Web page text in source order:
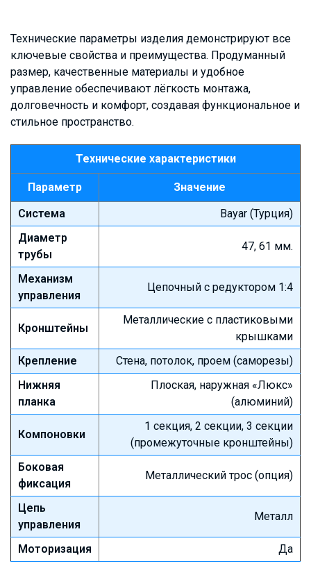
Технические параметры изделия демонстрируют все
ключевые свойства и преимущества. Продуманный
размер, качественные материалы и удобное
управление обеспечивают лёгкость монтажа,
долговечность и комфорт, создавая функциональное и
стильное пространство.
Технические характеристики
Параметр
Значение
Система
Bayar (Турция)
Диаметр
трубы
47, 61 мм.
Механизм
управления
Цепочный с редуктором 1:4
Кронштейны
Металлические с пластиковыми
крышками
Крепление
Стена, потолок, проем (саморезы)
Нижняя
планка
Плоская, наружная «Люкс»
(алюминий)
Компоновки
1 секция, 2 секции, 3 секции
(промежуточные кронштейны)
Боковая
фиксация
Металлический трос (опция)
Цепь
управления
Металл
Моторизация Да